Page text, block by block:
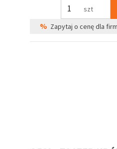
szt
%Zapytaj o cenę dla